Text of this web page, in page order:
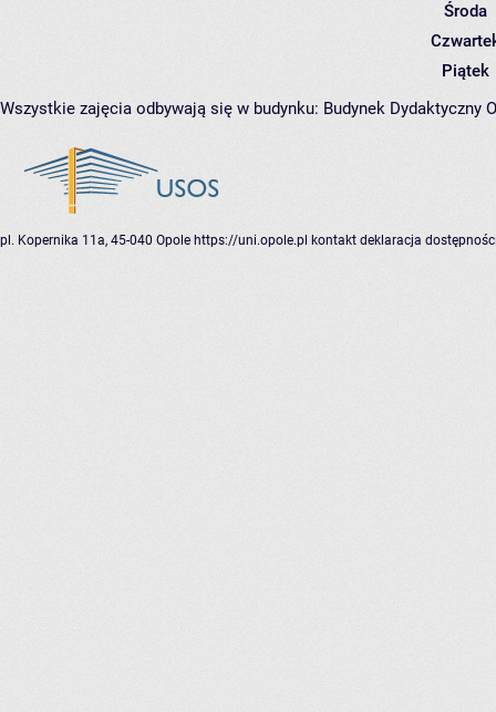
Środa
Piątek
Wszystkie zajęcia odbywają się w budynku: Budynek Dydaktyczny
pl. Kopernika 11a, 45-040 Opole https://uni.opole.pl kontakt deklaracja